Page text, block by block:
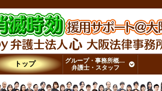
トップ
グループ・事務所概要・
弁護士・スタッフ